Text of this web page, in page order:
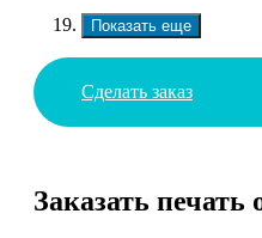
Показать еще
Сделать заказ
Заказать